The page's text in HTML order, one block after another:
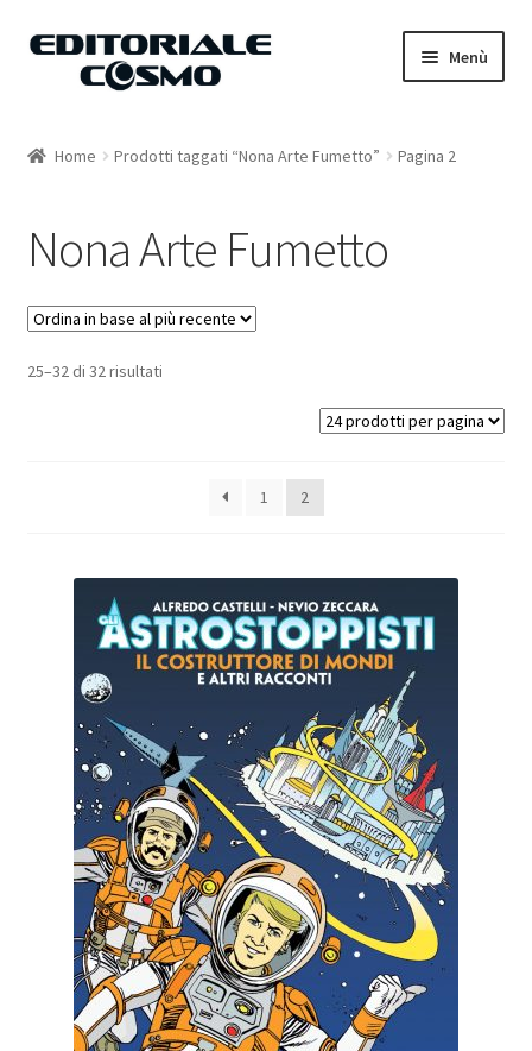
Vai
Vai
Menù
Carrello
Il mio account
Home Prodotti taggati “Nona Arte Fumetto” Pagina 2
Nona Arte Fumetto
25–32 di 32 risultati
1 2